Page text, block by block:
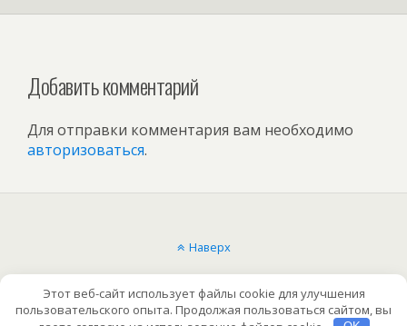
Добавить комментарий
Для отправки комментария вам необходимо
авторизоваться.
Наверх
Мобильн. Компьютерная
Этот веб-сайт использует файлы cookie для улучшения
пользовательского опыта. Продолжая пользоваться сайтом, вы